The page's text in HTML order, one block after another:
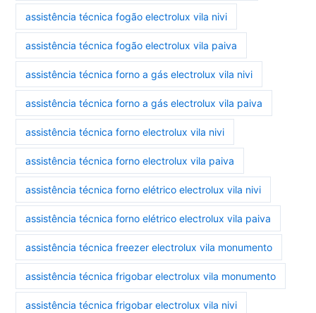
assistência técnica fogão electrolux vila nivi
assistência técnica fogão electrolux vila paiva
assistência técnica forno a gás electrolux vila nivi
assistência técnica forno a gás electrolux vila paiva
assistência técnica forno electrolux vila nivi
assistência técnica forno electrolux vila paiva
assistência técnica forno elétrico electrolux vila nivi
assistência técnica forno elétrico electrolux vila paiva
assistência técnica freezer electrolux vila monumento
assistência técnica frigobar electrolux vila monumento
assistência técnica frigobar electrolux vila nivi